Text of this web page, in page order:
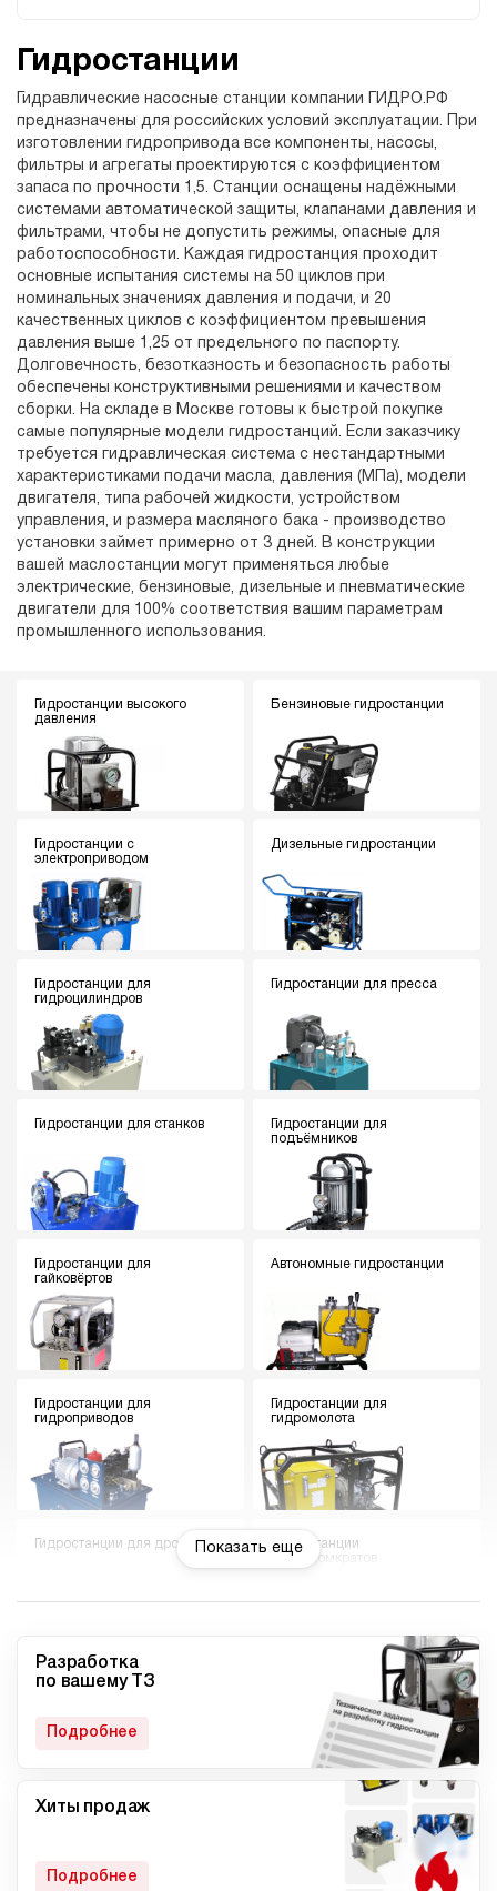
Гидростанции
Гидравлические насосные станции компании ГИДРО.РФ
предназначены для российских условий эксплуатации. При
изготовлении гидропривода все компоненты, насосы,
фильтры и агрегаты проектируются с коэффициентом
запаса по прочности 1,5. Станции оснащены надёжными
системами автоматической защиты, клапанами давления и
фильтрами, чтобы не допустить режимы, опасные для
работоспособности. Каждая гидростанция проходит
основные испытания системы на 50 циклов при
номинальных значениях давления и подачи, и 20
качественных циклов с коэффициентом превышения
давления выше 1,25 от предельного по паспорту.
Долговечность, безотказность и безопасность работы
обеспечены конструктивными решениями и качеством
сборки. На складе в Москве готовы к быстрой покупке
самые популярные модели гидростанций. Если заказчику
требуется гидравлическая система с нестандартными
характеристиками подачи масла, давления (МПа), модели
двигателя, типа рабочей жидкости, устройством
управления, и размера масляного бака - производство
установки займет примерно от 3 дней. В конструкции
вашей маслостанции могут применяться любые
электрические, бензиновые, дизельные и пневматические
двигатели для 100% соответствия вашим параметрам
промышленного использования.
Гидростанции высокого
давления
Бензиновые гидростанции
Гидростанции с
электроприводом
Дизельные гидростанции
Гидростанции для
гидроцилиндров
Гидростанции для пресса
Гидростанции для станков
Гидростанции для
подъёмников
Гидростанции для
гайковёртов
Автономные гидростанции
Гидростанции для
гидроприводов
Гидростанции для
гидромолота
Гидростанции для дровокола
Гидростанции
гидродомкратов
Гидростанции для токарного
Мини гидростанции
Компактные гидростанции
Показать еще
Разработка
по вашему ТЗ
Подробнее
Хиты продаж
Подробнее